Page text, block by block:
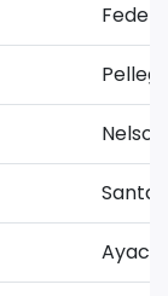
Nelson
Santa